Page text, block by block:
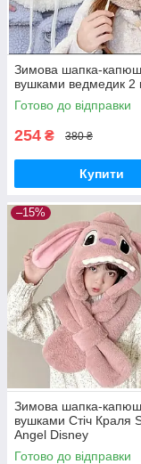
Зимова шапка-
вушками ведмедик 2
Готово до відправки
254 ₴ 380 ₴
Купити
–15%
Зимова шапка-
вушками Стіч Краля
Angel Disney
Готово до відправки